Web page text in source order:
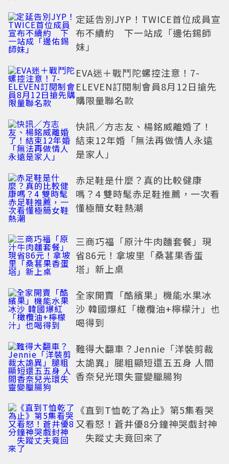
定延告別JYP！TWICE首位成員宣
布不續約 下一站成「邊佑錫師
妹」
EVA迷＋戰鬥陀螺控注意！7-
ELEVEN訂閱制會員8月12日搶先
購限量聯名款
快訊／方志友、楊銘威離婚了！
結束12年婚「無法再做情人永遠
是家人」
赤足鞋是什麼？真的比較健康
嗎？4 雙時髦赤足鞋推薦，一次看
懂極簡女鞋熱潮
三商巧福「原汁牛肉麵套餐」現
省86元！拿坡里「桑葚果香蛋
塔」新上桌
全家開賣「酷繽果」機能水果冰
沙 韓國爆紅「橄欖油+檸檬汁」也
喝得到
難得大翻車？Jennie「洋裝剪裁
太詭異」腿粗顯短還五五身 人間
香奈兒光環失靈變臘腸狗
《直到T恤乾了為止》第5集看哭
又看怒！蒼井優8分鐘神哭戲封神
失蹤丈夫竟回來了